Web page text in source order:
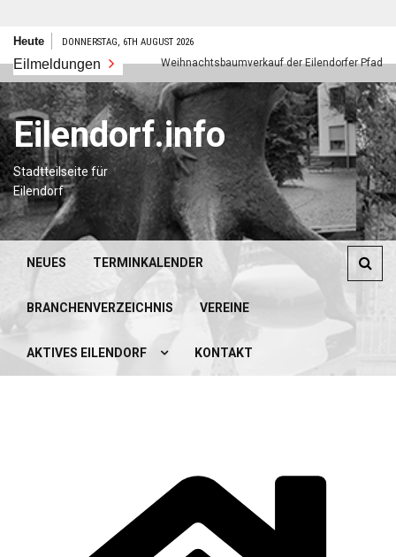
Zum
springen
Heute DONNERSTAG, 6TH AUGUST 2026
Eilmeldungen
neues Jahr Weihnachtsbaumverkauf der Eilendorfer Pfadfinder
Eilendorf.info
Stadtteilseite für
Eilendorf
NEUES TERMINKALENDER
BRANCHENVERZEICHNIS VEREINE
AKTIVES EILENDORF KONTAKT